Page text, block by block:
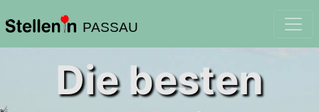
PASSAU
Die besten